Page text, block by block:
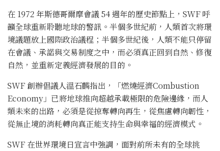
在 1972 年斯德哥爾摩會議 54 週年的歷史節點上，SWF 呼
籲全球重新聆聽地球的警訊。半個多世紀前，人類首次將環
境議題放上國際政治議程；半個多世紀後，人類不能只停留
在會議、承諾與交易制度之中，而必須真正回到自然、修復
自然，並重新定義經濟發展的目的。
SWF 創辦倡議人溫石麟指出，「燃燒經濟Combustion
Economy」已將地球推向超越承載極限的危險邊緣，而人
類未來的出路，必須是從掠奪轉向再生，從焦慮轉向韌性，
從無止境的消耗轉向真正能支持生命與幸福的經濟模式。
SWF 在世界環境日宣言中強調，面對前所未有的全球挑